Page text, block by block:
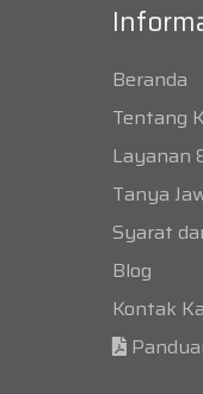
Beranda
Tentang
Layanan
Tanya
Syarat
Blog
Kontak